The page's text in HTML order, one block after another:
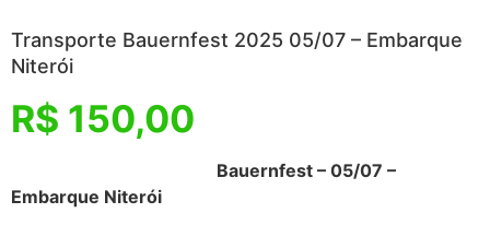
Transporte Bauernfest 2025 05/07 – Embarque
Niterói
R$ 150,00
Bauernfest – 05/07 –
Embarque Niterói